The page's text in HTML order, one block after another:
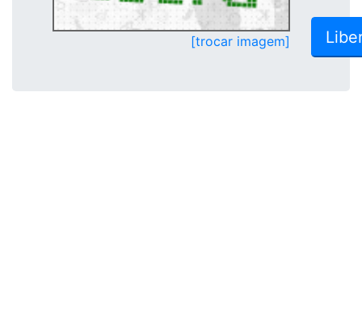
[trocar imagem]